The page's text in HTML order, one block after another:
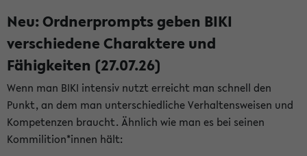
Neu: Ordnerprompts geben BIKI
verschiedene Charaktere und
Fähigkeiten (27.07.26)
Wenn man BIKI intensiv nutzt erreicht man schnell den
Punkt, an dem man unterschiedliche Verhaltensweisen und
Kompetenzen braucht. Ähnlich wie man es bei seinen
Kommilition*innen hält: